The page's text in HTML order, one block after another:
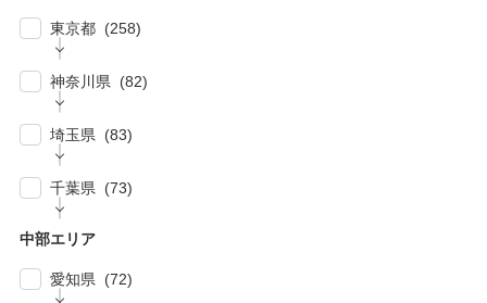
東京都 (258)
| … 新宿区・渋谷区 (39)
| … 品川区・大田区 (10)
| … 目黒区・世田谷区 (21)
| … 中野区・杉並区 (13)
神奈川県 (82)
| … 横浜市 (44)
| … 相模原市・茅ヶ崎市・平塚市 (5)
| … 厚木市・小田原市・町田市・大和市・海老
埼玉県 (83)
| … 春日部市・富士見市・ふじみ野市 (4)
| … 比企郡・入間郡・入間市・秩父市・秩父
千葉県 (73)
| … 千葉市・船橋市・松戸市 (21)
| … 浦安市・市原市・八千代市・佐倉市 (14)
中部エリア
愛知県 (72)